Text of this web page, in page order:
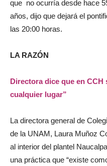
que no ocurría desde hace
años, dijo que dejará el
las 20:00 horas.
LA RAZÓN
Directora dice que en CCH
cualquier lugar”
La directora general de
de la UNAM, Laura Muñoz
al interior del plantel
una práctica que “existe